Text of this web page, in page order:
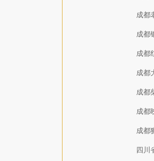
成都
成都
成都
成都
成都
成都
成都
四川